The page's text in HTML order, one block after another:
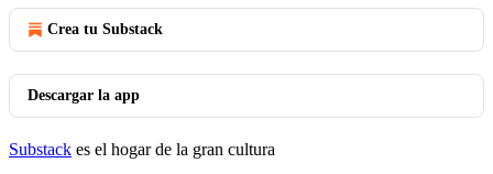
Crea tu Substack
Descargar la app
Substack es el hogar de la gran cultura